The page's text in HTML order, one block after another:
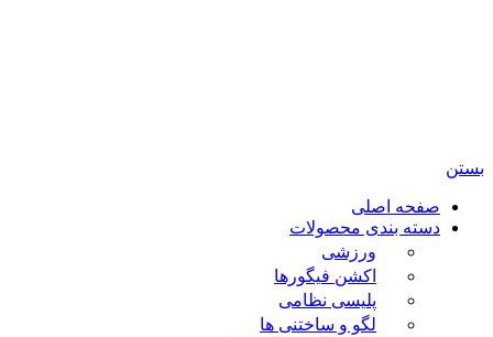
بستن
صفحه اصلی
دسته بندی محصولات
ورزشی
اکشن فیگورها
پلیسی نظامی
لگو و ساختنی ها